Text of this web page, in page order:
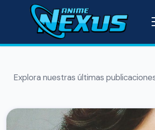
Explora nuestras últimas